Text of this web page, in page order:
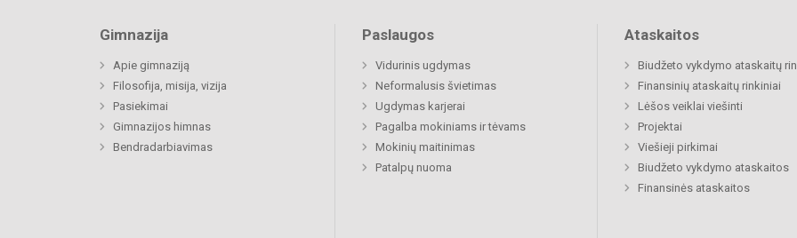
Gimnazija
Apie gimnaziją
Filosofija, misija, vizija
Pasiekimai
Gimnazijos himnas
Bendradarbiavimas
Paslaugos
Vidurinis ugdymas
Neformalusis švietimas
Ugdymas karjerai
Pagalba mokiniams ir tėvams
Mokinių maitinimas
Patalpų nuoma
Ataskaitos
Biudžeto vykdymo ataskaitų
Finansinių ataskaitų rinkiniai
Lėšos veiklai viešinti
Projektai
Viešieji pirkimai
Biudžeto vykdymo ataskaitos
Finansinės ataskaitos